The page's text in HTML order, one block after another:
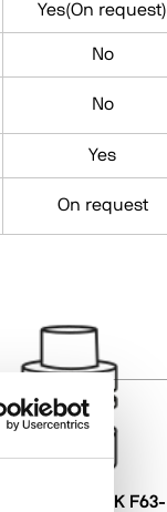
Yes(On request)
No
No
Yes
On request
HSK F63-